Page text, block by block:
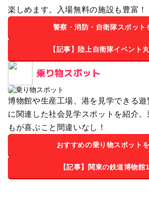
楽しめます。入場無料の施設も豊富！
警察・消防・自衛隊スポット
【記事】陸上自衛隊イベント
乗り物スポット
博物館や生産工場、港を見学できる
に関連した社会見学スポットを紹介
もが喜ぶこと間違いなし！
おすすめの乗り物スポット
【記事】関東の鉄道博物館